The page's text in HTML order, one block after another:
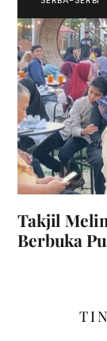
Takjil
Berbuka